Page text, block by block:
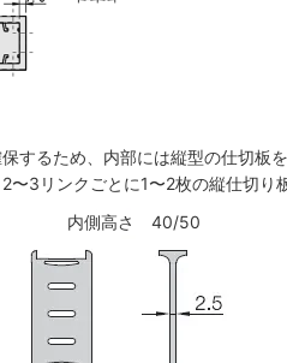
するため、内部には縦型の仕切板
〜3リンクごとに1〜2枚の縦仕切
内側高さ 40/50